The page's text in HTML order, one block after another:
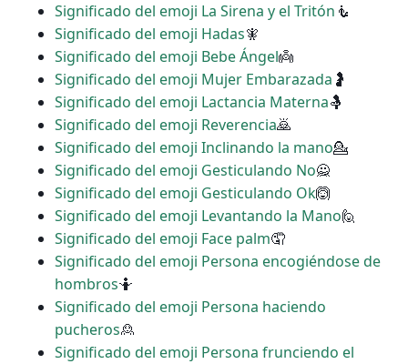
Significado del emoji La Sirena y el Tritón 🧜
Significado del emoji Hadas🧚
Significado del emoji Bebe Ángel👼
Significado del emoji Mujer Embarazada 🤰
Significado del emoji Lactancia Materna🤱
Significado del emoji Reverencia🙇
Significado del emoji Inclinando la mano💁
Significado del emoji Gesticulando No🙅
Significado del emoji Gesticulando Ok🙆
Significado del emoji Levantando la Mano🙋
Significado del emoji Face palm🤦
Significado del emoji Persona encogiéndose de
hombros🤷
Significado del emoji Persona haciendo
pucheros🙎
Significado del emoji Persona frunciendo el